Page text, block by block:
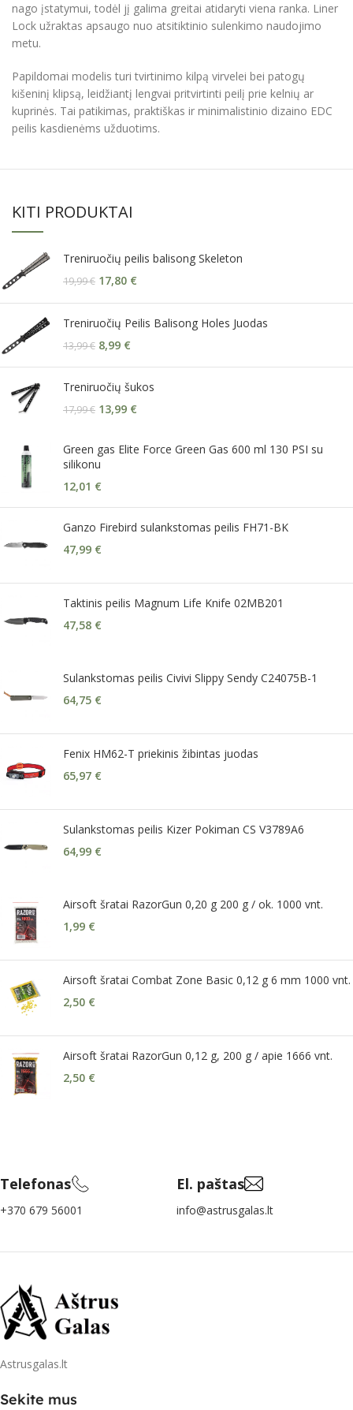
nago įstatymui, todėl jį galima greitai atidaryti viena ranka. Liner
Lock užraktas apsaugo nuo atsitiktinio sulenkimo naudojimo
metu.
Papildomai modelis turi tvirtinimo kilpą virvelei bei patogų
kišeninį klipsą, leidžiantį lengvai pritvirtinti peilį prie kelnių ar
kuprinės. Tai patikimas, praktiškas ir minimalistinio dizaino EDC
peilis kasdienėms užduotims.
KITI PRODUKTAI
Treniruočių peilis balisong Skeleton
19,99€ 17,80 €
Treniruočių Peilis Balisong Holes Juodas
13,99€ 8,99 €
Treniruočių šukos
17,99€ 13,99 €
Green gas Elite Force Green Gas 600 ml 130 PSI su
silikonu
12,01 €
Ganzo Firebird sulankstomas peilis FH71-BK
47,99 €
Taktinis peilis Magnum Life Knife 02MB201
47,58 €
Sulankstomas peilis Civivi Slippy Sendy C24075B-1
64,75 €
Fenix HM62-T priekinis žibintas juodas
65,97 €
Sulankstomas peilis Kizer Pokiman CS V3789A6
64,99 €
Airsoft šratai RazorGun 0,20 g 200 g / ok. 1000 vnt.
1,99 €
Airsoft šratai Combat Zone Basic 0,12 g 6 mm 1000 vnt.
2,50 €
Airsoft šratai RazorGun 0,12 g, 200 g / apie 1666 vnt.
2,50 €
Telefonas
+370 679 56001
El. paštas
info@astrusgalas.lt
Astrusgalas.lt
Sekite mus